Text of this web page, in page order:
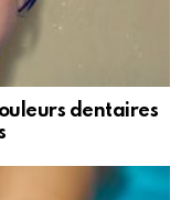
dentaires